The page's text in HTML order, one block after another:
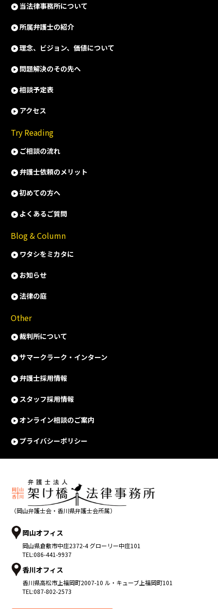
当法律事務所について
所属弁護士の紹介
理念、ビジョン、価値について
問題解決のその先へ
相談予定表
アクセス
Try Reading
ご相談の流れ
弁護士依頼のメリット
初めての方へ
よくあるご質問
Blog & Column
ワタシをミカタに
お知らせ
法律の庭
Other
裁判所について
サマークラーク・インターン
弁護士採用情報
スタッフ採用情報
オンライン相談のご案内
プライバシーポリシー
（岡山弁護士会・香川県弁護士会所属）
岡山オフィス
岡山県倉敷市中庄2372-4 グローリー中庄101
TEL:086-441-9937
香川オフィス
香川県高松市 上福岡町2007-10 ル・キューブ上福岡町101
TEL:087-802-2573